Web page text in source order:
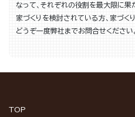
なって、それぞれの役割を最大限に果
家づくりを検討されている方、家づく
どうぞ一度弊社までお問合せください。
TOP